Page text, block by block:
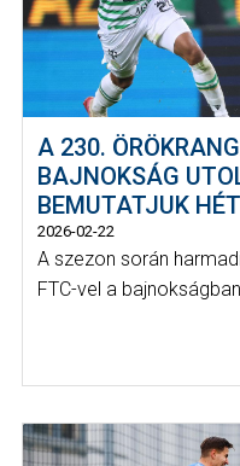
A 230.
BAJNOKSÁG
BEMUTATJUK
2026-02-22
A szezon során
FTC-vel a bajnokságban.